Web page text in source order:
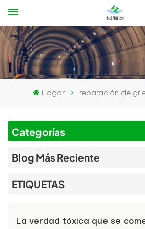
Hogar reparación de
Categorías
Blog Más Reciente
ETIQUETAS
La verdad tóxica que se